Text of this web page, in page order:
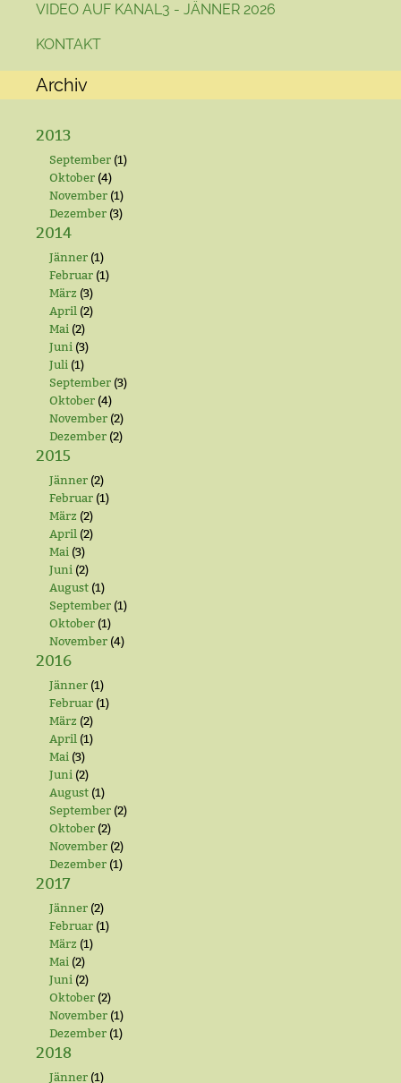
VIDEO AUF KANAL3 - JÄNNER 2026
KONTAKT
Archiv
2013
September (1)
Oktober (4)
November (1)
Dezember (3)
2014
Jänner (1)
Februar (1)
März (3)
April (2)
Mai (2)
Juni (3)
Juli (1)
September (3)
Oktober (4)
November (2)
Dezember (2)
2015
Jänner (2)
Februar (1)
März (2)
April (2)
Mai (3)
Juni (2)
August (1)
September (1)
Oktober (1)
November (4)
2016
Jänner (1)
Februar (1)
März (2)
April (1)
Mai (3)
Juni (2)
August (1)
September (2)
Oktober (2)
November (2)
Dezember (1)
2017
Jänner (2)
Februar (1)
März (1)
Mai (2)
Juni (2)
Oktober (2)
November (1)
Dezember (1)
2018
Jänner (1)